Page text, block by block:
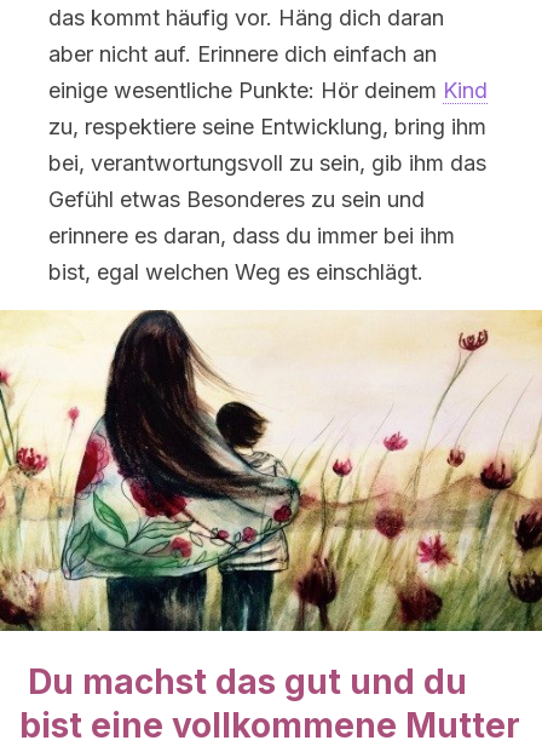
das kommt häufig vor. Häng dich daran
aber nicht auf. Erinnere dich einfach an
einige wesentliche Punkte: Hör deinem Kind
zu, respektiere seine Entwicklung, bring ihm
bei, verantwortungsvoll zu sein, gib ihm das
Gefühl etwas Besonderes zu sein und
erinnere es daran, dass du immer bei ihm
bist, egal welchen Weg es einschlägt.
Du machst das gut und du
bist eine vollkommene Mutter